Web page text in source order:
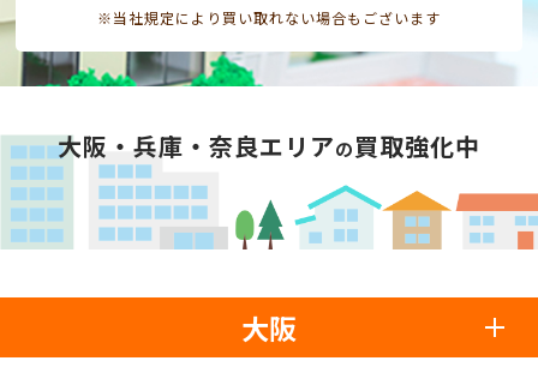
※当社規定により買い取れない場合もございます
大阪・兵庫・奈良エリアの買取強化中
大阪